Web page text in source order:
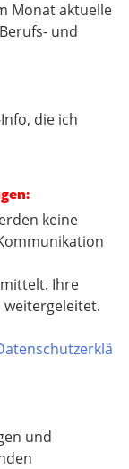
Monat aktuelle
und
die ich
keine
Ihre
weitergeleitet.
und